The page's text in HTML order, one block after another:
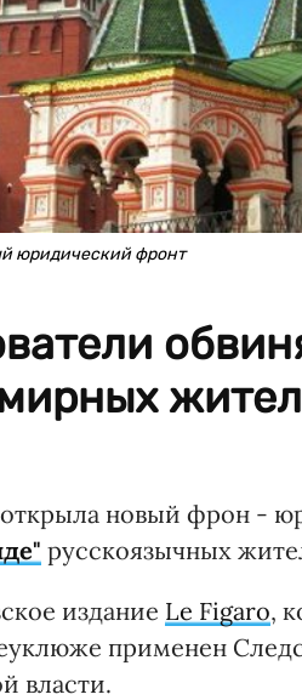
юридический фронт
новый фрон -
русскоязычных
издание Le Figaro,
применен
власти.